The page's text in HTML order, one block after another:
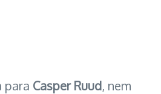
para Casper Ruud, nem